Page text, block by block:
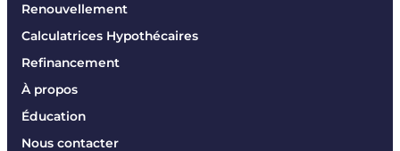
Renouvellement
Calculatrices Hypothécaires
Refinancement
À propos
Éducation
Nous contacter